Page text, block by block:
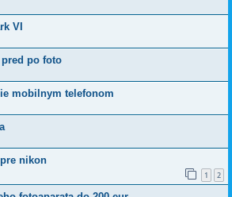
VI
po foto
mobilnym telefonom
nikon
1 2